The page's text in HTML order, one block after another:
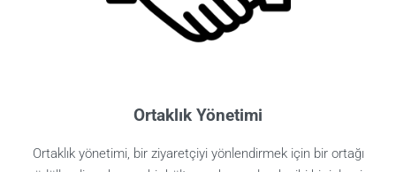
Ortaklık Yönetimi
Ortaklık yönetimi, bir ziyaretçiyi yönlendirmek için bir ortağı